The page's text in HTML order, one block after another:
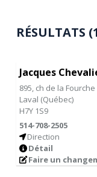
RÉSULTATS
Jacques
895, ch de la Fourche
Laval (Québec)
H7Y 1S9
514-708-2505
Direction
Détail
Faire un